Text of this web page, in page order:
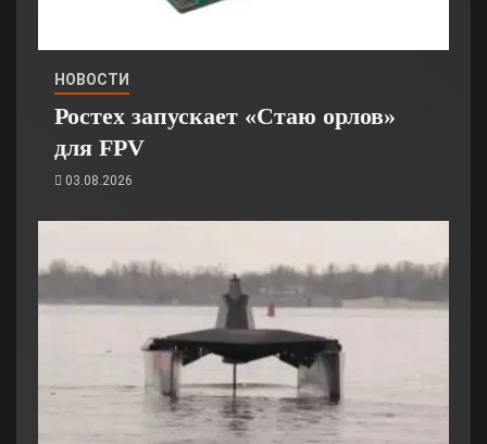
НОВОСТИ
Ростех запускает «Стаю орлов»
для FPV
03.08.2026